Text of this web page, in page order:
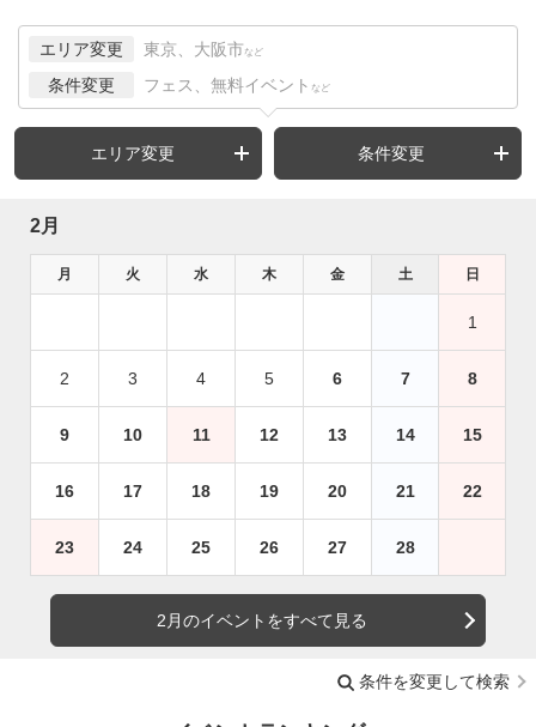
エリア変更 東京、大阪市 など
条件変更 フェス、無料イベント など
エリア変更 条件変更
2月
月 火 水 木 金 土 日
1
2 3 4 5 6 7 8
9 10 11 12 13 14 15
16 17 18 19 20 21 22
23 24 25 26 27 28
2月のイベントをすべて見る
条件を変更して検索